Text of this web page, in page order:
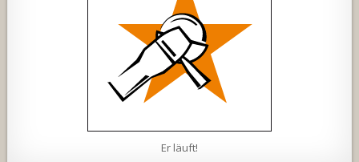
Er läuft!